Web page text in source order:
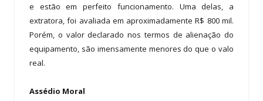
e estão em perfeito funcionamento. Uma delas, a
extratora, foi avaliada em aproximadamente R$ 800 mil.
Porém, o valor declarado nos termos de alienação do
equipamento, são imensamente menores do que o valo
real.
Assédio Moral